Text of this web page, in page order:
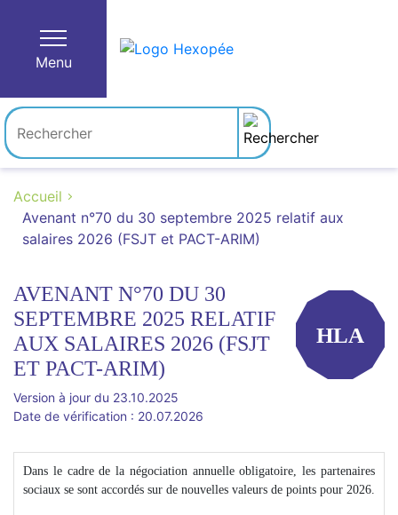
Menu
Accueil
Avenant n°70 du 30 septembre 2025 relatif aux
salaires 2026 (FSJT et PACT-ARIM)
AVENANT N°70 DU 30
SEPTEMBRE 2025 RELATIF
AUX SALAIRES 2026 (FSJT
ET PACT-ARIM)
HLA
Version à jour du 23.10.2025
Date de vérification : 20.07.2026
Dans le cadre de la négociation annuelle obligatoire, les partenaires
sociaux se sont accordés sur de nouvelles valeurs de points pour 2026.